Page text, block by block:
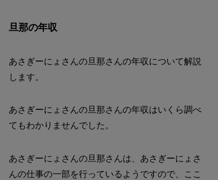
旦那の年収
あさぎーにょさんの旦那さんの年収について解説
します。
あさぎーにょさんの旦那さんの年収はいくら調べ
てもわかりませんでした。
あさぎーにょさんの旦那さんは、あさぎーにょさ
んの仕事の一部を行っているようですので、ここ